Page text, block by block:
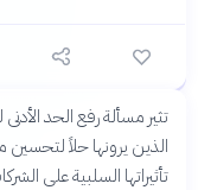
✅
المؤيدون
أسواق مناظرة
مناظرة: هل يجب زيادة الحد
تثير مسألة رفع الحد
الذين يرونها حلاً
تأثيراتها السلبية على